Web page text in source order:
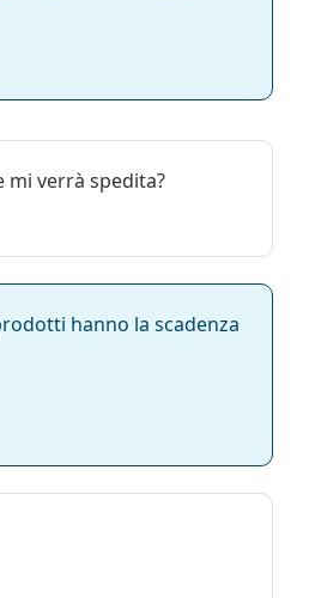
mi verrà spedita?
hanno la scadenza